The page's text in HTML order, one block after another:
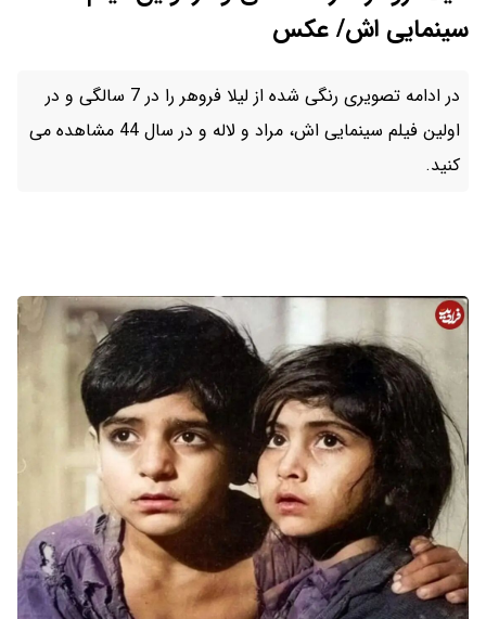
سینمایی اش/ عکس
در ادامه تصویری رنگی شده از لیلا فروهر را در 7 سالگی و در
اولین فیلم سینمایی اش، مراد و لاله و در سال 44 مشاهده می
کنید.